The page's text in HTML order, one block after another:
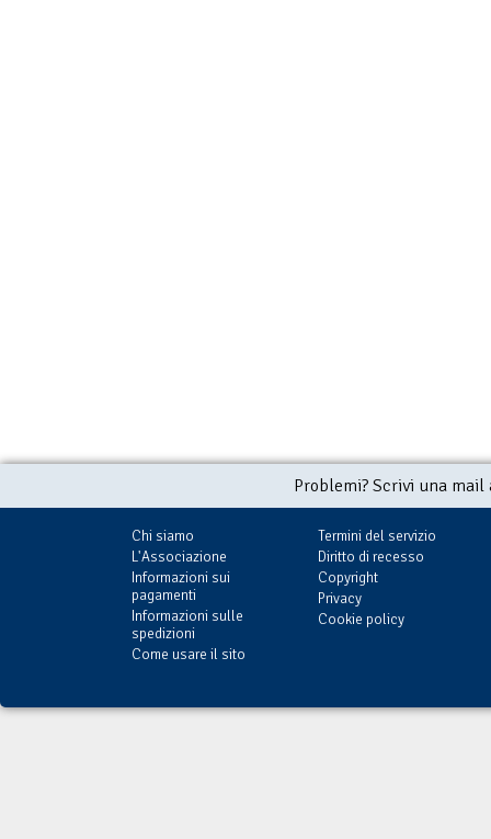
Problemi? Scrivi una
Chi siamo
L'Associazione
Informazioni sui
pagamenti
Informazioni sulle
spedizioni
Come usare il sito
Termini del servizio
Diritto di recesso
Copyright
Privacy
Cookie policy